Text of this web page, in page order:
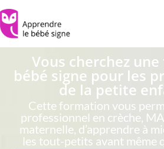
Vous cherchez
bébé signe pour les
de la petite
Cette formation vous
professionnel en crèche,
maternelle, d’apprendre à
les tout-petits avant même